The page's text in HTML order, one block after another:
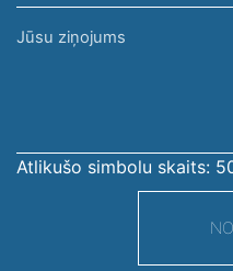
Jūsu
Atlikušo simbolu skaits: